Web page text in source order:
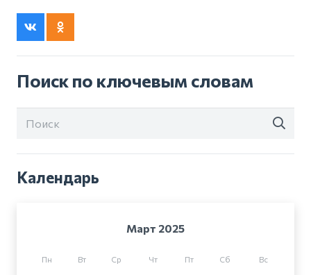
Поиск по ключевым словам
Календарь
Март 2025
Пн Вт Ср Чт Пт Сб Вс